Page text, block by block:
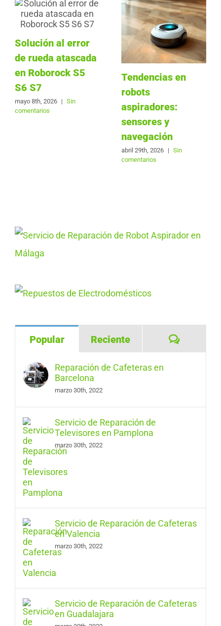
Solución al error
de rueda atascada
en Roborock S5
S6 S7
mayo 8th, 2026 | Sin
comentarios
Tendencias en
robots
aspiradores:
sensores y
navegación
abril 29th, 2026 | Sin
comentarios
Popular Reciente
Reparación de Cafeteras en
Barcelona
marzo 30th, 2022
Servicio de Reparación de
Televisores en Pamplona
marzo 30th, 2022
Servicio de Reparación de Cafeteras
en Valencia
marzo 30th, 2022
Servicio de Reparación de Cafeteras
en Guadalajara